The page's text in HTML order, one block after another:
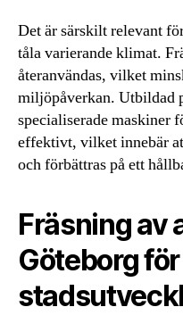
Det är särskilt relevant
tåla varierande klimat.
återanvändas, vilket
miljöpåverkan. Utbildad
specialiserade maskiner
effektivt, vilket innebär
och förbättras på ett
Fräsning av
Göteborg